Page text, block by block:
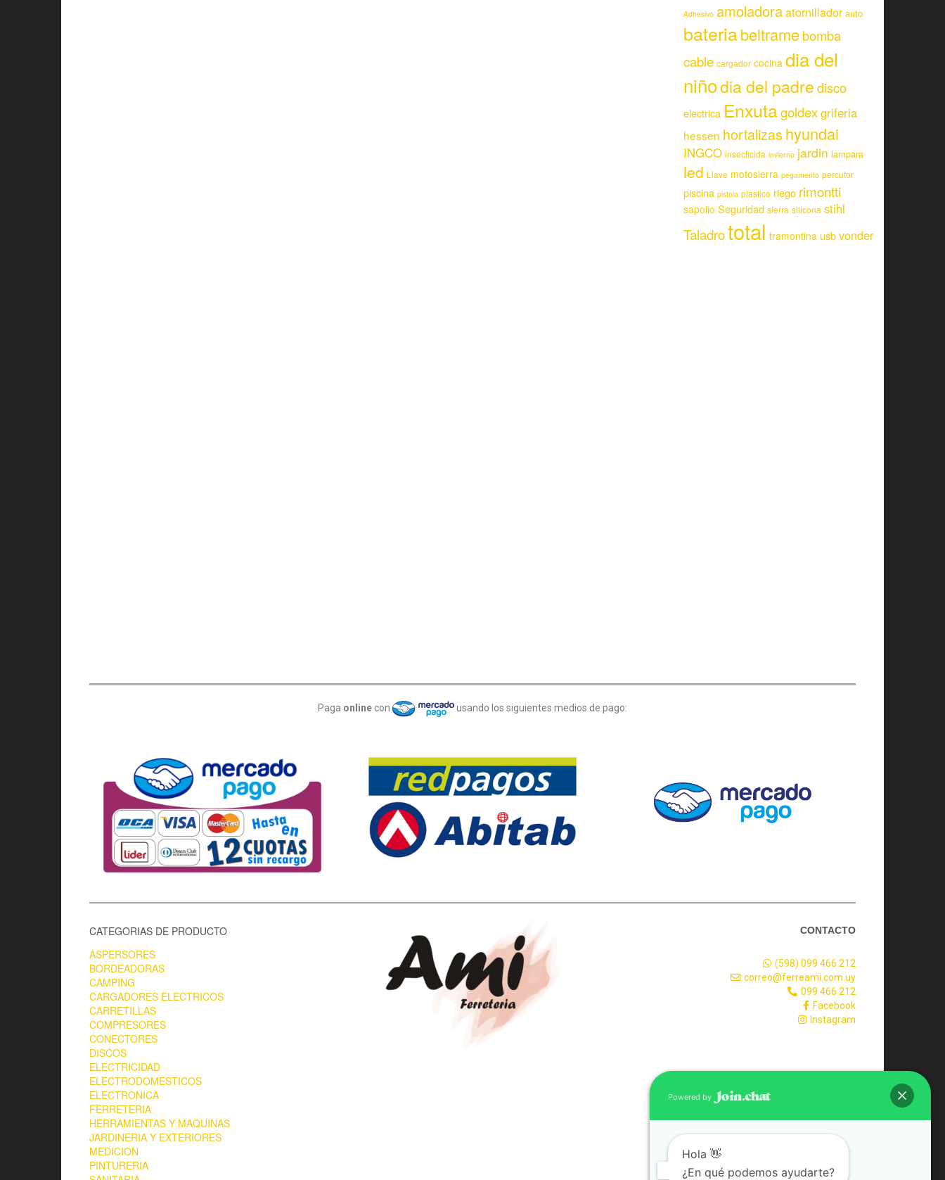
Adhesivo amoladoraatornillador auto
bateriabeltramebomba
cable cargador cocina dia del
niñodia del padredisco
electrica Enxutagoldexgriferia
hessen hortalizas hyundai
INGCO insecticida invierno jardin lampara
led Llave motosierra pegamento percutor
piscina pistola plastico riego rimontti
sapolio Seguridad sierra silicona stihl
Taladrototal tramontina usbvonder
Paga online con usando los siguientes medios de pago:
CATEGORIAS DE PRODUCTO
ASPERSORES
BORDEADORAS
CAMPING
CARGADORES ELECTRICOS
CARRETILLAS
COMPRESORES
CONECTORES
DISCOS
ELECTRICIDAD
ELECTRODOMESTICOS
ELECTRONICA
FERRETERIA
HERRAMIENTAS Y MAQUINAS
JARDINERIA Y EXTERIORES
MEDICION
PINTURERIA
CONTACTO
(598) 099 466 212
correo@ferreami.com.uy
099 466 212
Facebook
Instagram
Powered by
Hola 👋
¿En qué podemos ayudarte?